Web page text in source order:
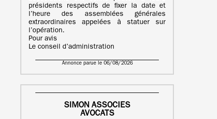
présidents respectifs de fixer la date et
l’heure des assemblées générales
extraordinaires appelées à statuer sur
l’opération.
Pour avis
Le conseil d’administration
Annonce parue le 06/08/2026
SIMON ASSOCIES
AVOCATS